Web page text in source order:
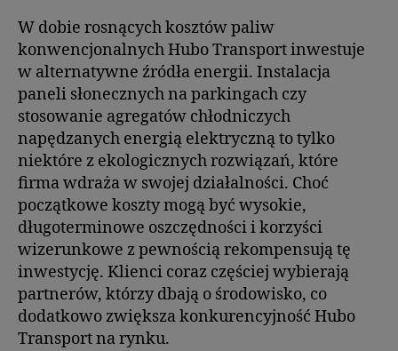
W dobie rosnących kosztów paliw
konwencjonalnych Hubo Transport inwestuje
w alternatywne źródła energii. Instalacja
paneli słonecznych na parkingach czy
stosowanie agregatów chłodniczych
napędzanych energią elektryczną to tylko
niektóre z ekologicznych rozwiązań, które
firma wdraża w swojej działalności. Choć
początkowe koszty mogą być wysokie,
długoterminowe oszczędności i korzyści
wizerunkowe z pewnością rekompensują tę
inwestycję. Klienci coraz częściej wybierają
partnerów, którzy dbają o środowisko, co
dodatkowo zwiększa konkurencyjność Hubo
Transport na rynku.